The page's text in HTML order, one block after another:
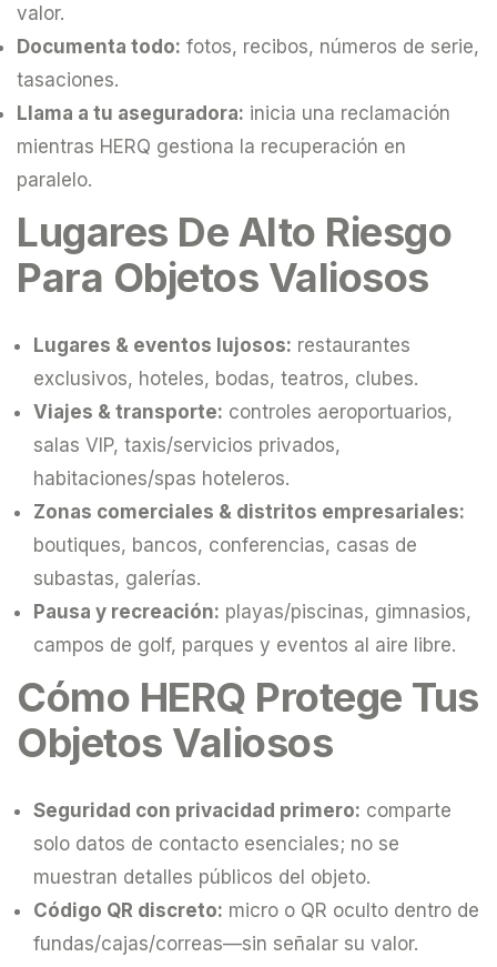
valor.
Documenta todo: fotos, recibos, números de serie,
tasaciones.
Llama a tu aseguradora: inicia una reclamación
mientras HERQ gestiona la recuperación en
paralelo.
Lugares De Alto Riesgo
Para Objetos Valiosos
Lugares & eventos lujosos: restaurantes
exclusivos, hoteles, bodas, teatros, clubes.
Viajes & transporte: controles aeroportuarios,
salas VIP, taxis/servicios privados,
habitaciones/spas hoteleros.
Zonas comerciales & distritos empresariales:
boutiques, bancos, conferencias, casas de
subastas, galerías.
Pausa y recreación: playas/piscinas, gimnasios,
campos de golf, parques y eventos al aire libre.
Cómo HERQ Protege Tus
Objetos Valiosos
Seguridad con privacidad primero: comparte
solo datos de contacto esenciales; no se
muestran detalles públicos del objeto.
Código QR discreto: micro o QR oculto dentro de
fundas/cajas/correas—sin señalar su valor.